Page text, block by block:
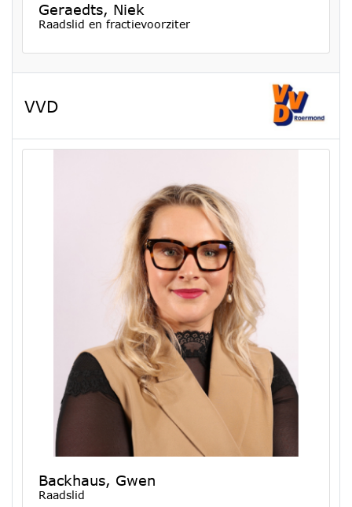
Geraedts, Niek
Raadslid en fractievoorziter
VVD
Backhaus, Gwen
Raadslid